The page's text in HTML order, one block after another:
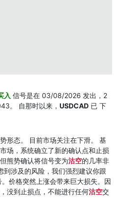
入 信号是在 03/08/2026 发出，2
。 自那时以来， USDCAD 已 下
形态。 目前市场关注在下滑。 基
场，系统确立了新的确认点和止损
熊势确认将信号变为沽空的几率非
涉及的风险，我们强烈建议你跟
价格突然上涨会带来巨大损失。因
没到止损点，不能进行任何沽空交